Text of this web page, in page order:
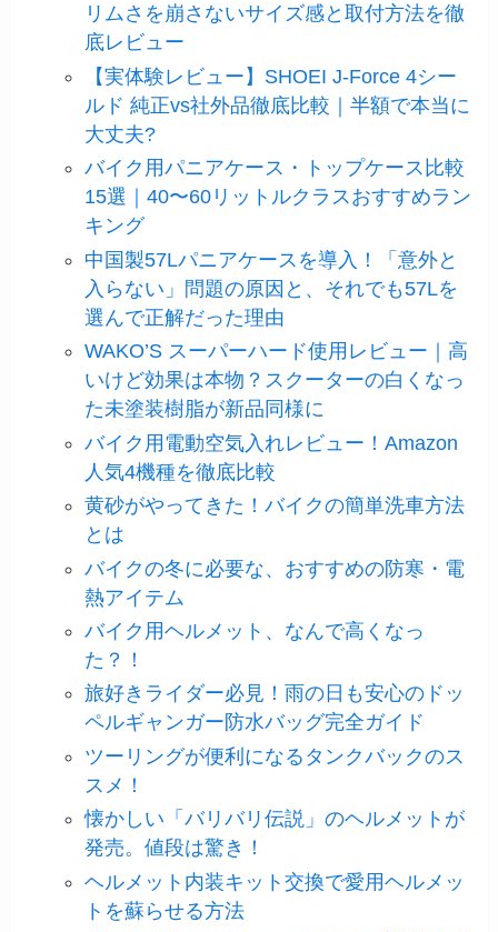
リムさを崩さないサイズ感と取付方法を徹
底レビュー
【実体験レビュー】SHOEI J-Force 4シー
ルド 純正vs社外品徹底比較｜半額で本当に
大丈夫?
バイク用パニアケース・トップケース比較
15選｜40〜60リットルクラスおすすめラン
キング
中国製57Lパニアケースを導入！「意外と
入らない」問題の原因と、それでも57Lを
選んで正解だった理由
WAKO’S スーパーハード使用レビュー｜高
いけど効果は本物？スクーターの白くなっ
た未塗装樹脂が新品同様に
バイク用電動空気入れレビュー！Amazon
人気4機種を徹底比較
黄砂がやってきた！バイクの簡単洗車方法
とは
バイクの冬に必要な、おすすめの防寒・電
熱アイテム
バイク用ヘルメット、なんで高くなっ
た？！
旅好きライダー必見！雨の日も安心のドッ
ペルギャンガー防水バッグ完全ガイド
ツーリングが便利になるタンクバックのス
スメ！
懐かしい「バリバリ伝説」のヘルメットが
発売。値段は驚き！
ヘルメット内装キット交換で愛用ヘルメッ
トを蘇らせる方法